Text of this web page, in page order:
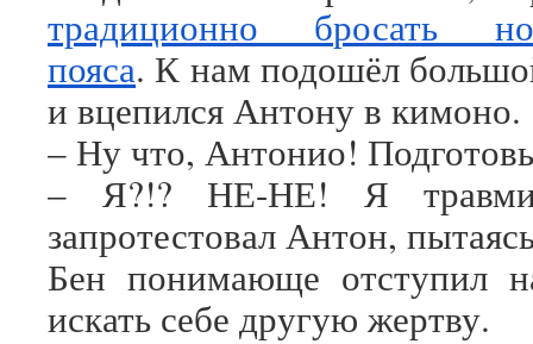
традиционно бросать
пояса. К нам подошёл
и вцепился Антону в кимоно.
– Ну что, Антонио!
– Я?!? НЕ-НЕ! Я
запротестовал Антон,
Бен понимающе отступил
искать себе другую жертву.